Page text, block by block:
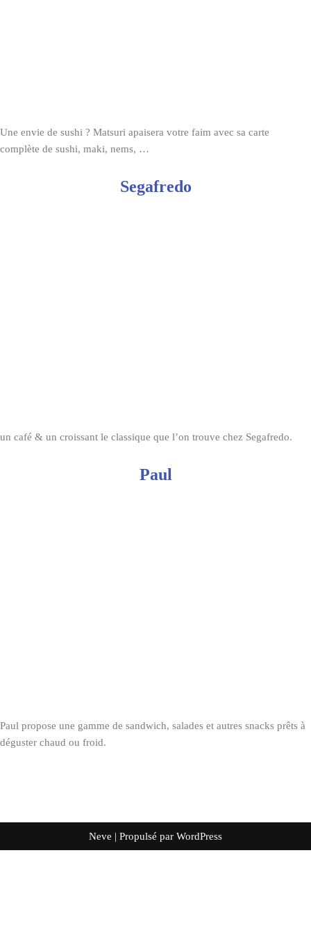
Une envie de sushi ? Matsuri apaisera votre faim avec sa carte
complète de sushi, maki, nems, …
Segafredo
un café & un croissant le classique que l’on trouve chez Segafredo.
Paul
Paul propose une gamme de sandwich, salades et autres snacks prêts à
déguster chaud ou froid.
Neve | Propulsé par WordPress